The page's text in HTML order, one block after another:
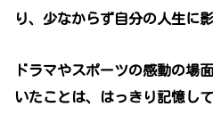
り、少なからず自分の人生に
ドラマやスポーツの感動の場
いたことは、はっきり記憶し